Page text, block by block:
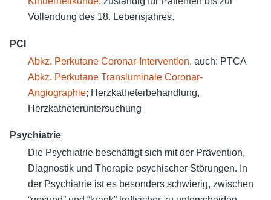
Vollendung des 18. Lebensjahres.
PCI
Abkz. Perkutane Coronar-Intervention, auch: PTCA
Abkz. Perkutane Transluminale Coronar-
Angiographie; Herzkatheterbehandlung,
Herzkatheteruntersuchung
Psychiatrie
Die Psychiatrie beschäftigt sich mit der Prävention,
Diagnostik und Therapie psychischer Störungen. In
der Psychiatrie ist es besonders schwierig, zwischen